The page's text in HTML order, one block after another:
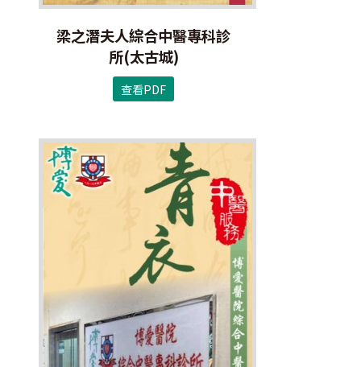
梁之潛夫人綜合中醫專科診
所(太古城)
查看PDF